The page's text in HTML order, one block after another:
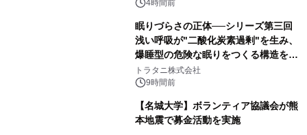
得な素泊まり連泊プランで
4時間前
眠りづらさの正体──シリーズ第三回
浅い呼吸が"二酸化炭素過剰"を生み、
爆睡型の危険な眠りをつくる構造を解
説
トラタニ株式会社
9時間前
【名城大学】ボランティア協議会が熊
本地震で募金活動を実施